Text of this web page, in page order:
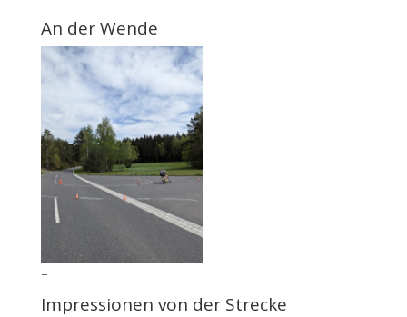
An der Wende
–
Impressionen von der Strecke